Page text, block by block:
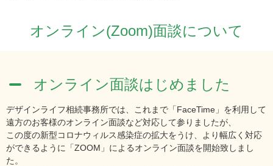
オンライン(Zoom)面談について
オンライン面談はじめました
デザインライフ相続事務所では、これまで「FaceTime」を利用して
遠方のお客様のオンライン面談など対応して参りましたが、
この度の新型コロナウィルス感染症の拡大をうけ、より幅広く対応
ができるように「ZOOM」によるオンライン面談を開始致しまし
た。